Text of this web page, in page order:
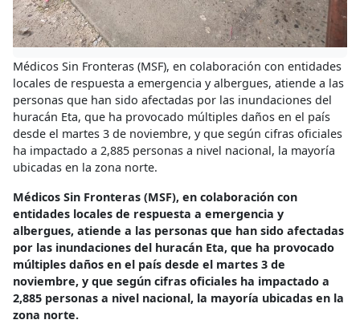
Médicos Sin Fronteras (MSF), en colaboración con entidades
locales de respuesta a emergencia y albergues, atiende a las
personas que han sido afectadas por las inundaciones del
huracán Eta, que ha provocado múltiples daños en el país
desde el martes 3 de noviembre, y que según cifras oficiales
ha impactado a 2,885 personas a nivel nacional, la mayoría
ubicadas en la zona norte.
Médicos Sin Fronteras (MSF), en colaboración con
entidades locales de respuesta a emergencia y
albergues, atiende a las personas que han sido afectadas
por las inundaciones del huracán Eta, que ha provocado
múltiples daños en el país desde el martes 3 de
noviembre, y que según cifras oficiales ha impactado a
2,885 personas a nivel nacional, la mayoría ubicadas en la
zona norte.